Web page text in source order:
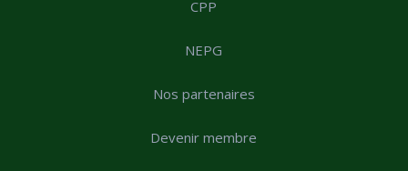
CPP
NEPG
Nos partenaires
Devenir membre